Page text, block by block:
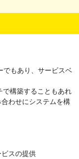
でもあり、サービスベ
で構築することもあれ
わせにシステムを構
スの提供